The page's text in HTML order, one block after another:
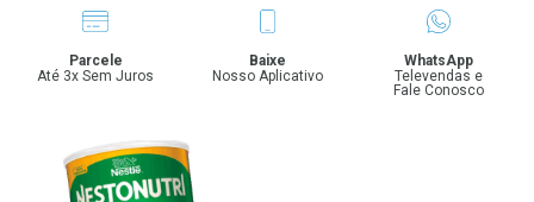
Parcele
Até 3x Sem Juros
Baixe
Nosso Aplicativo
WhatsApp
Televendas e
Fale Conosco